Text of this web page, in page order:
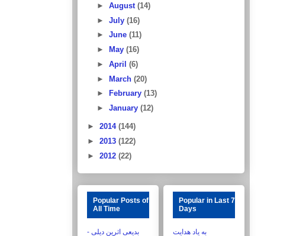
► August (14)
► July (16)
► June (11)
►
May (16)
► April (6)
► March (20)
►
February (13)
► January (12)
► 2014 (144)
► 2013 (122)
► 2012 (22)
Popular Posts of
All Time
بدیعی اثرین دیلی -
Popular in Last 7
Days
به یاد هدایت